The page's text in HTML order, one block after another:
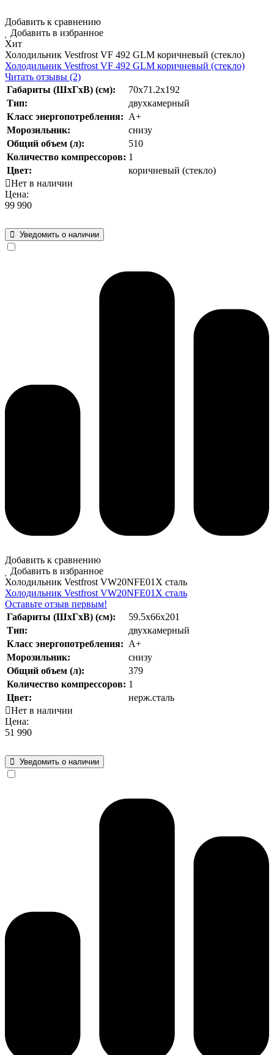
Добавить к сравнению
Добавить в избранное
Хит
Холодильник Vestfrost VF 492 GLM коричневый (стекло)
Холодильник Vestfrost VF 492 GLM коричневый (стекло)
Читать отзывы (2)
Габариты (ШхГхВ) (см):
70x71.2x192
Тип:
двухкамерный
Класс энергопотребления: А+
Морозильник:
снизу
Общий объем (л):
510
Количество компрессоров: 1
Цвет:
коричневый (стекло)
Нет в наличии
Цена:
99 990
Уведомить о наличии
Добавить к сравнению
Добавить в избранное
Холодильник Vestfrost VW20NFE01X сталь
Холодильник Vestfrost VW20NFE01X сталь
Оставьте отзыв первым!
Габариты (ШхГхВ) (см):
59.5x66х201
Тип:
двухкамерный
Класс энергопотребления: А+
Морозильник:
снизу
Общий объем (л):
379
Количество компрессоров: 1
Цвет:
нерж.сталь
Нет в наличии
Цена:
51 990
Уведомить о наличии